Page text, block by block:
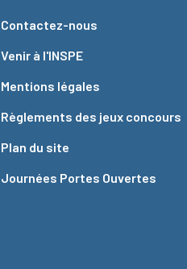
Contactez-nous
Venir à l'INSPE
Mentions légales
Règlements des jeux concours
Plan du site
Journées Portes Ouvertes